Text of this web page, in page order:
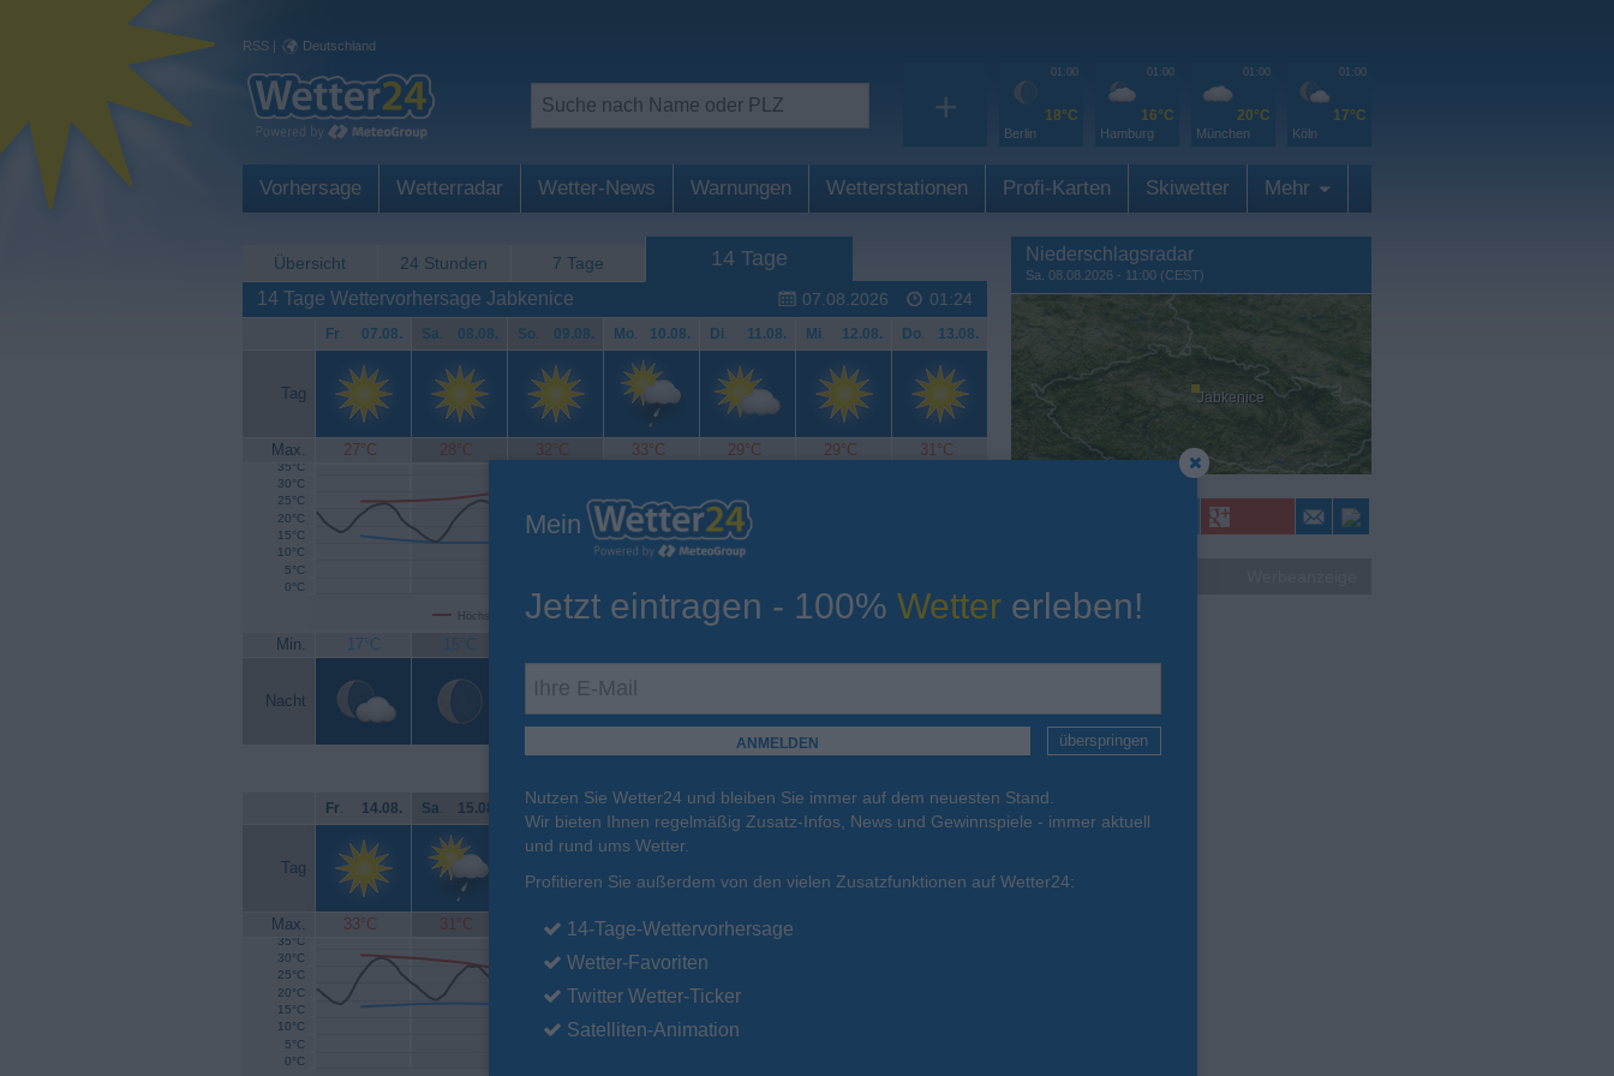
RSS | Deutschland
+
01:00
18°C
Berlin
01:00
16°C
Hamburg
01:00
20°C
München
01:00
17°C
Köln
Vorhersage Wetterradar Wetter-News Warnungen Wetterstationen Profi-Karten Skiwetter Mehr
Übersicht 24 Stunden 7 Tage 14 Tage
07.08.2026 01:24
14 Tage Wettervorhersage Jabkenice
Fr. 07.08. Sa. 08.08. So. 09.08. Mo. 10.08. Di. 11.08. Mi. 12.08. Do. 13.08.
Tag
Max. 27°C 28°C 32°C 33°C 29°C 29°C 31°C
Höchsttemperatur Tiefsttemperatur Aktuelle Temperatur
0°C
5°C
10°C
15°C
20°C
25°C
30°C
35°C
Min. 17°C 15°C
Nacht
Fr. 14.08. Sa. 15.08. So. 16.08. Mo. 17.08. Di. 18.08. Mi. 19.08. Do. 20.08.
Tag
Max. 33°C 31°C 27°C 27°C 25°C
0°C
5°C
10°C
15°C
20°C
25°C
30°C
35°C
Niederschlagsradar
Sa. 08.08.2026 - 11:00 (CEST)
Jabkenice
Mein
Jetzt eintragen - 100% Wetter erleben!
überspringen
Nutzen Sie Wetter24 und bleiben Sie immer auf dem neuesten Stand.
Wir bieten Ihnen regelmäßig Zusatz-Infos, News und Gewinnspiele - immer aktuell
und rund ums Wetter.
Profitieren Sie außerdem von den vielen Zusatzfunktionen auf Wetter24:
14-Tage-Wettervorhersage
Wetter-Favoriten
Twitter Wetter-Ticker
Satelliten-Animation